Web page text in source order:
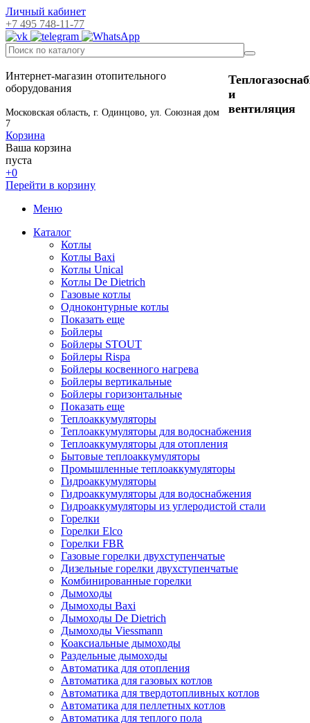
Личный кабинет
+7 495 748-11-77
и
вентиляция
Интернет-магазин отопительного
оборудования
Московская область, г. Одинцово, ул. Союзная дом
7
Корзина
Ваша корзина
пуста
+0
Перейти в корзину
Меню
Каталог
Котлы
Котлы Baxi
Котлы Unical
Котлы De Dietrich
Газовые котлы
Одноконтурные котлы
Показать еще
Бойлеры
Бойлеры STOUT
Бойлеры Rispa
Бойлеры косвенного нагрева
Бойлеры вертикальные
Бойлеры горизонтальные
Показать еще
Теплоаккумуляторы
Теплоаккумуляторы для водоснабжения
Теплоаккумуляторы для отопления
Бытовые теплоаккумуляторы
Промышленные теплоаккумуляторы
Гидроаккумуляторы
Гидроаккумуляторы для водоснабжения
Гидроаккумуляторы из углеродистой стали
Горелки
Горелки Elco
Горелки FBR
Газовые горелки двухступенчатые
Дизельные горелки двухступенчатые
Комбинированные горелки
Дымоходы
Дымоходы Baxi
Дымоходы De Dietrich
Дымоходы Viessmann
Коаксиальные дымоходы
Раздельные дымоходы
Автоматика для отопления
Автоматика для газовых котлов
Автоматика для твердотопливных котлов
Автоматика для пеллетных котлов
Автоматика для теплого пола